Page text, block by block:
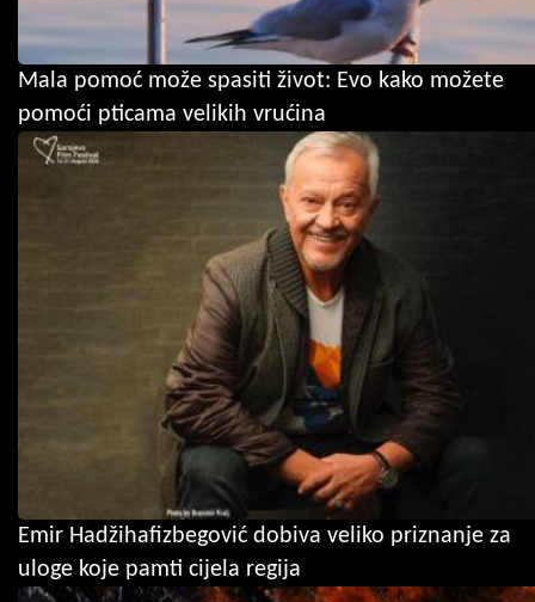
Mala pomoć može spasiti život: Evo kako možete
pomoći pticama velikih vrućina
Emir Hadžihafizbegović dobiva veliko priznanje za
uloge koje pamti cijela regija